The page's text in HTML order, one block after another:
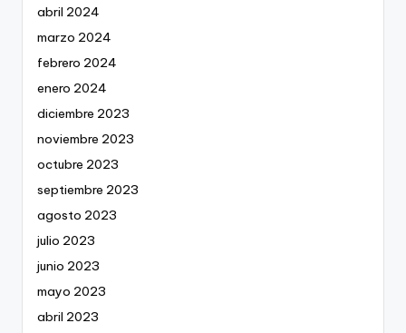
abril 2024
marzo 2024
febrero 2024
enero 2024
diciembre 2023
noviembre 2023
octubre 2023
septiembre 2023
agosto 2023
julio 2023
junio 2023
mayo 2023
abril 2023